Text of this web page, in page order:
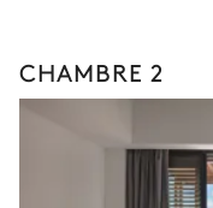
CHAMBRE 2